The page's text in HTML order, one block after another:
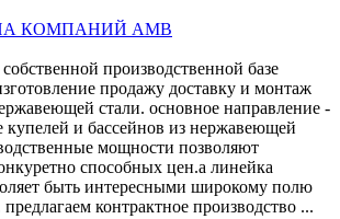
КОМПАНИЙ АМВ
производственной базе
продажу доставку и монтаж
стали. основное направление -
купелей и бассейнов из нержавеющей
мощности позволяют
способных цен.а линейка
быть интересными широкому полю
контрактное производство ...